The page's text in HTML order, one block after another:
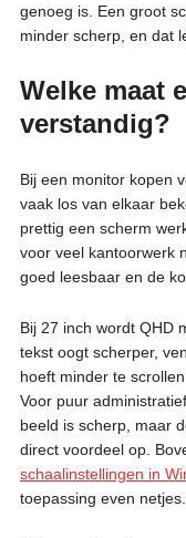
genoeg is. Een groot
minder scherp, en dat
Welke maat
verstandig?
Bij een monitor kopen
vaak los van elkaar
prettig een scherm
voor veel kantoorwerk
goed leesbaar en de
Bij 27 inch wordt QHD
tekst oogt scherper,
hoeft minder te
Voor puur
beeld is scherp, maar
direct voordeel op.
schaalinstellingen in
toepassing even netjes.